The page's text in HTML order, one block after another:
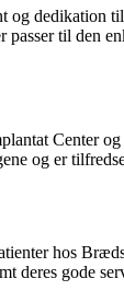
dedikation
til den
Center
og er
hos
deres gode